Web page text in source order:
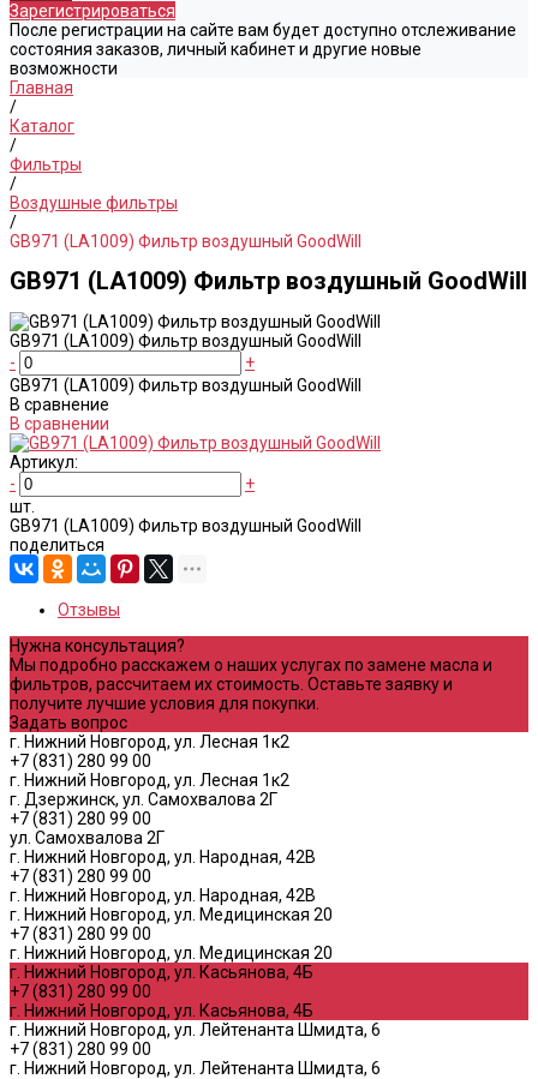
Зарегистрироваться
После регистрации на сайте вам будет доступно отслеживание
состояния заказов, личный кабинет и другие новые
возможности
Главная
/
Каталог
/
Фильтры
/
Воздушные фильтры
/
GB971 (LA1009) Фильтр воздушный GoodWill
GB971 (LA1009) Фильтр воздушный GoodWill
GB971 (LA1009) Фильтр воздушный GoodWill
-
+
GB971 (LA1009) Фильтр воздушный GoodWill
В сравнение
В сравнении
Артикул:
-
+
шт.
GB971 (LA1009) Фильтр воздушный GoodWill
поделиться
Отзывы
Нужна консультация?
Мы подробно расскажем о наших услугах по замене масла и
фильтров, рассчитаем их стоимость. Оставьте заявку и
получите лучшие условия для покупки.
Задать вопрос
г. Нижний Новгород, ул. Лесная 1к2
+7 (831) 280 99 00
г. Нижний Новгород, ул. Лесная 1к2
г. Дзержинск, ул. Самохвалова 2Г
+7 (831) 280 99 00
ул. Самохвалова 2Г
г. Нижний Новгород, ул. Народная, 42В
+7 (831) 280 99 00
г. Нижний Новгород, ул. Народная, 42В
г. Нижний Новгород, ул. Медицинская 20
+7 (831) 280 99 00
г. Нижний Новгород, ул. Медицинская 20
г. Нижний Новгород, ул. Касьянова, 4Б
+7 (831) 280 99 00
г. Нижний Новгород, ул. Касьянова, 4Б
г. Нижний Новгород, ул. Лейтенанта Шмидта, 6
+7 (831) 280 99 00
г. Нижний Новгород, ул. Лейтенанта Шмидта, 6